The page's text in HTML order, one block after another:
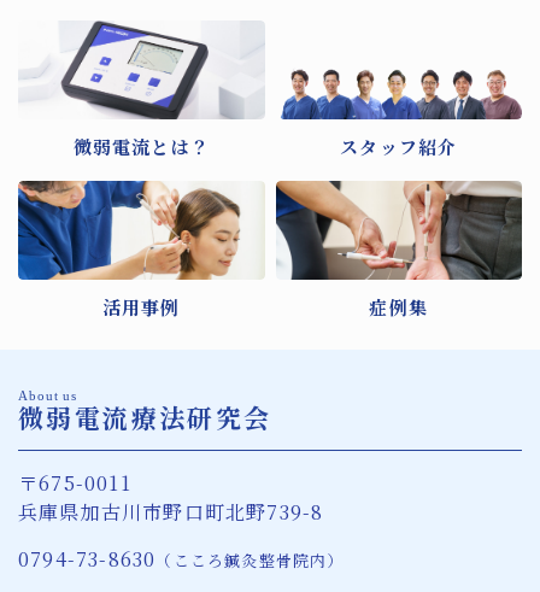
微弱電流とは？ スタッフ紹介
活用事例 症例集
About us
微弱電流療法研究会
〒675-0011
兵庫県加古川市野口町北野739-8
0794-73-8630 （こころ鍼灸整骨院内）